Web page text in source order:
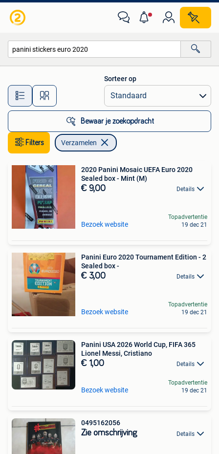
Alle afstanden…
Sorteer op
Bewaar je zoekopdracht
Filters Verzamelen
2020 Panini Mosaic UEFA Euro 2020
Sealed box - Mint (M)
€ 9,00 Details
Bezoek website
Topadvertentie
19 dec 21
Panini Euro 2020 Tournament Edition - 2
Sealed box -
€ 3,00 Details
Bezoek website
Topadvertentie
19 dec 21
Panini USA 2026 World Cup, FIFA 365
Lionel Messi, Cristiano
€ 1,00 Details
Bezoek website
Topadvertentie
19 dec 21
0495162056
Zie omschrijving Details